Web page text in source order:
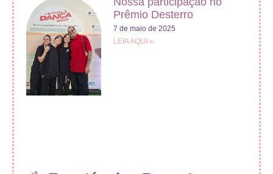
Prêmio Desterro
7 de maio de 2025
LEIA AQUI »